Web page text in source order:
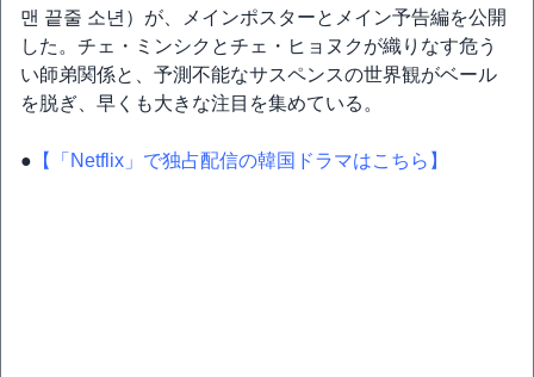
맨 끝줄 소년）が、メインポスターとメイン予告編を公開
した。チェ・ミンシクとチェ・ヒョヌクが織りなす危う
い師弟関係と、予測不能なサスペンスの世界観がベール
を脱ぎ、早くも大きな注目を集めている。
● 【「Netflix」で独占配信の韓国ドラマはこちら】